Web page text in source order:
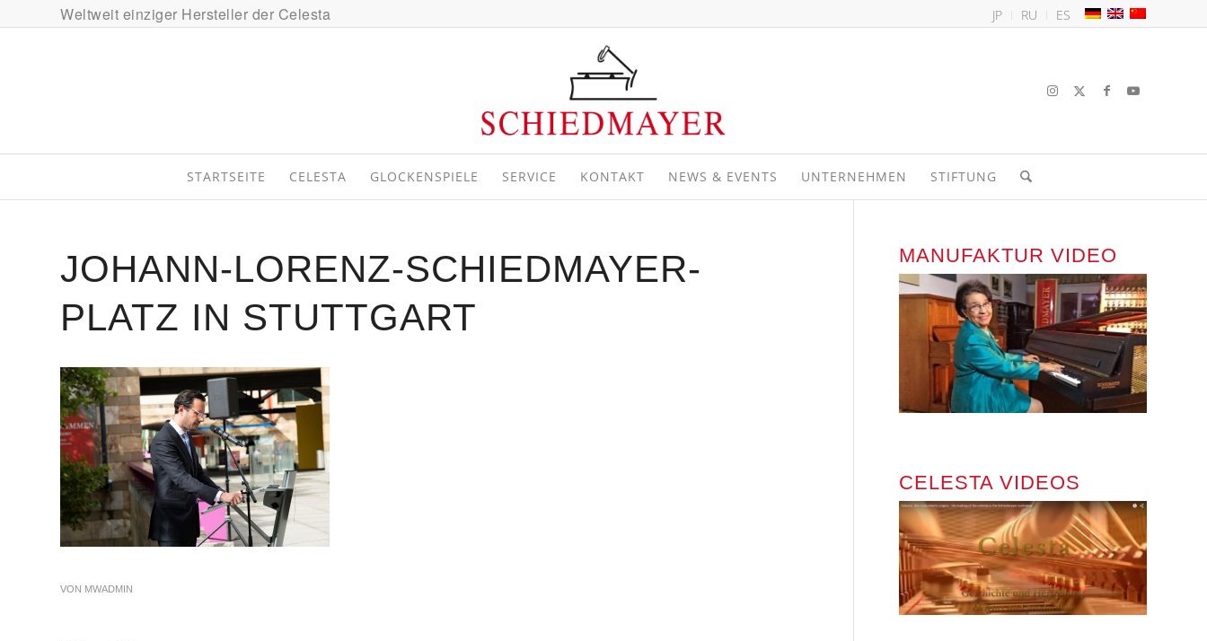
JP RU ES
Weltweit einziger Hersteller der Celesta
STARTSEITE CELESTA GLOCKENSPIELE SERVICE KONTAKT NEWS & EVENTS UNTERNEHMEN STIFTUNG
JOHANN-LORENZ-SCHIEDMAYER-
PLATZ IN STUTTGART
VON MWADMIN
MANUFAKTUR VIDEO
CELESTA VIDEOS